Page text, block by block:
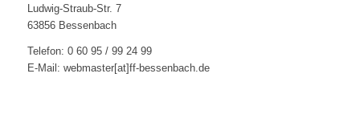
Ludwig-Straub-Str. 7
63856 Bessenbach
Telefon: 0 60 95 / 99 24 99
E-Mail: webmaster[at]ff-bessenbach.de